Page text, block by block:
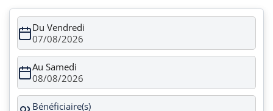
Du Vendredi
07/08/2026
Au Samedi
08/08/2026
Bénéficiaire(s)